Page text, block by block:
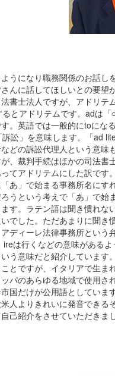
うになり職務関係のお話し
んに話してほしいとの要望
書士法人ですが、アドリテ
とアドリテムです。adは
。英語では一般的にtoにな
訟」を意味します。「ad
どの訴訟代理人という意味
、裁判手続はほかの司法書
てアドリテムにした訳です
あ」で始まる事務所名にす
うという考えで「あ」で始
す。ラテン語は聞き慣れな
でした。ただあまりに聞き
ディーレ法律事務所という
は行くなどの意味がある
う意味だと紹介しています。
とですが、イタリアで生ま
パのあらゆる地域で使用さ
国だけが公用語としていま
人よりきれいに発音できる
己紹介をさせていただきま